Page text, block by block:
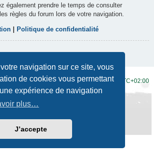
navigation sur ce site, vous
de cookies vous permettant
expérience de navigation
plus…
J’accepte
également prendre le temps de consulter
règles du forum lors de votre navigation.
Politique de confidentialité
Fuseau horaire sur UTC+02:00
Traduction française officielle
Confidentialité